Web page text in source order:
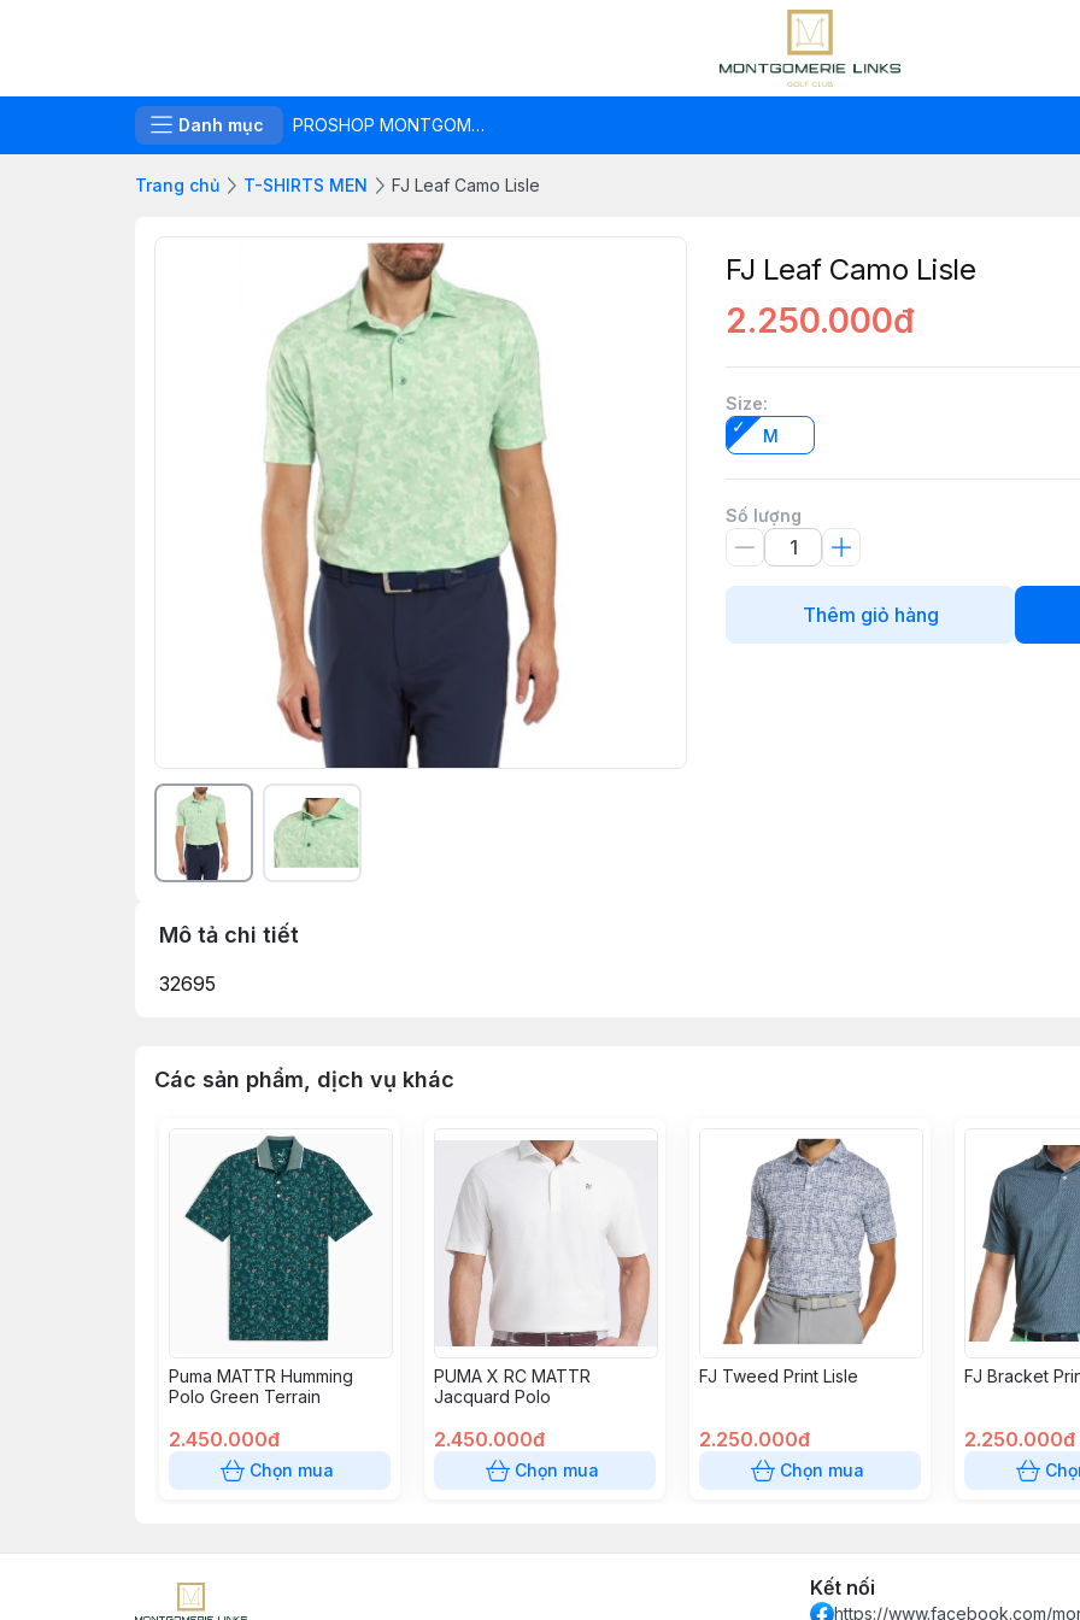
Danh mục PROSHOP MONTGOMERIE LINKS
Trang chủ T-SHIRTS MEN FJ Leaf Camo Lisle
FJ Leaf Camo Lisle
2.250.000đ
Size:
M
Số lượng
Thêm giỏ hàng
Mô tả chi tiết
32695
Các sản phẩm, dịch vụ khác
Puma MATTR Humming
Polo Green Terrain
2.450.000đ
Chọn mua
PUMA X RC MATTR
Jacquard Polo
2.450.000đ
Chọn mua
FJ Tweed Print Lisle
2.250.000đ
Chọn mua
FJ Bracket
2.250.000đ
Kết nối
https://www.facebook.com/